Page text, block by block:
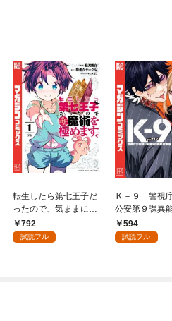
転生したら第七王子だ
ったので、気ままに魔
術を極めます（１）
792
試読フル
Ｋ－９ 警視
公安第９課異
（１）
594
試読フル